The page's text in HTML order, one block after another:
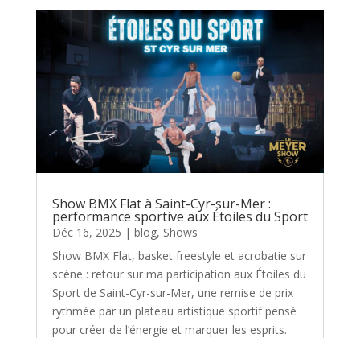
Show BMX Flat à Saint-Cyr-sur-Mer :
performance sportive aux Étoiles du Sport
Déc 16, 2025 | blog, Shows
Show BMX Flat, basket freestyle et acrobatie sur
scène : retour sur ma participation aux Étoiles du
Sport de Saint-Cyr-sur-Mer, une remise de prix
rythmée par un plateau artistique sportif pensé
pour créer de l’énergie et marquer les esprits.